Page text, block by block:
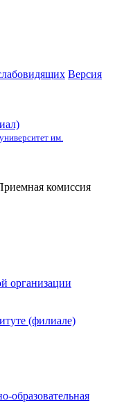
Версия
им.
комиссия
организации
(филиале)
образовательная